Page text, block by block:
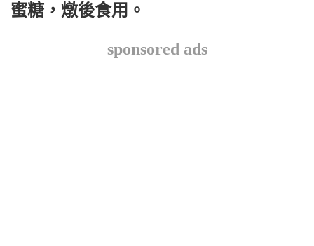
蜜糖，燉後食用。
sponsored ads